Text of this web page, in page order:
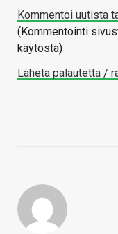
Kommentoi uutista
(Kommentointi
käytöstä)
Lähetä palautetta /